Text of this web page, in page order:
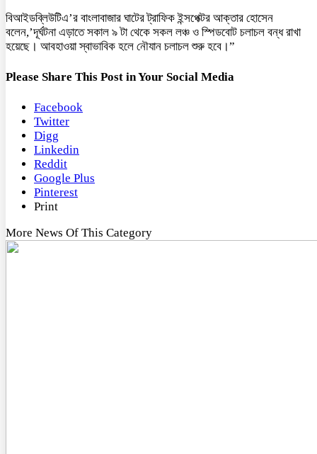
বিআইডব্লিউটিএ’র বাংলাবাজার ঘাটের ট্রাফিক ইন্সপেক্টর আক্তার হোসেন
বলেন,’দূর্ঘটনা এড়াতে সকাল ৯ টা থেকে সকল লঞ্চ ও স্পিডবোট চলাচল বন্ধ রাখা
হয়েছে। আবহাওয়া স্বাভাবিক হলে নৌযান চলাচল শুরু হবে।”
Please Share This Post in Your Social Media
Facebook
Twitter
Digg
Linkedin
Reddit
Google Plus
Pinterest
Print
More News Of This Category